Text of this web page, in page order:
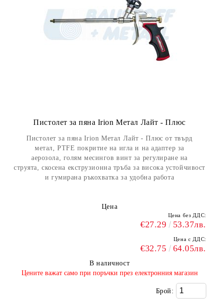
Пистолет за пяна Irion Метал Лайт - Плюс
Пистолет за пяна Irion Метал Лайт - Плюс от твърд
метал, PTFE покритие на игла и на адаптер за
аерозола, голям месингов винт за регулиране на
струята, скосена екструзионна тръба за висока устойчивост
и гумирана ръкохватка за удобна работа
Цена
Цена без ДДС:
€27.29 53.37лв.
Цена с ДДС:
€32.75 64.05лв.
В наличност
​Цените важат само при поръчки през електронния магазин
Брой: